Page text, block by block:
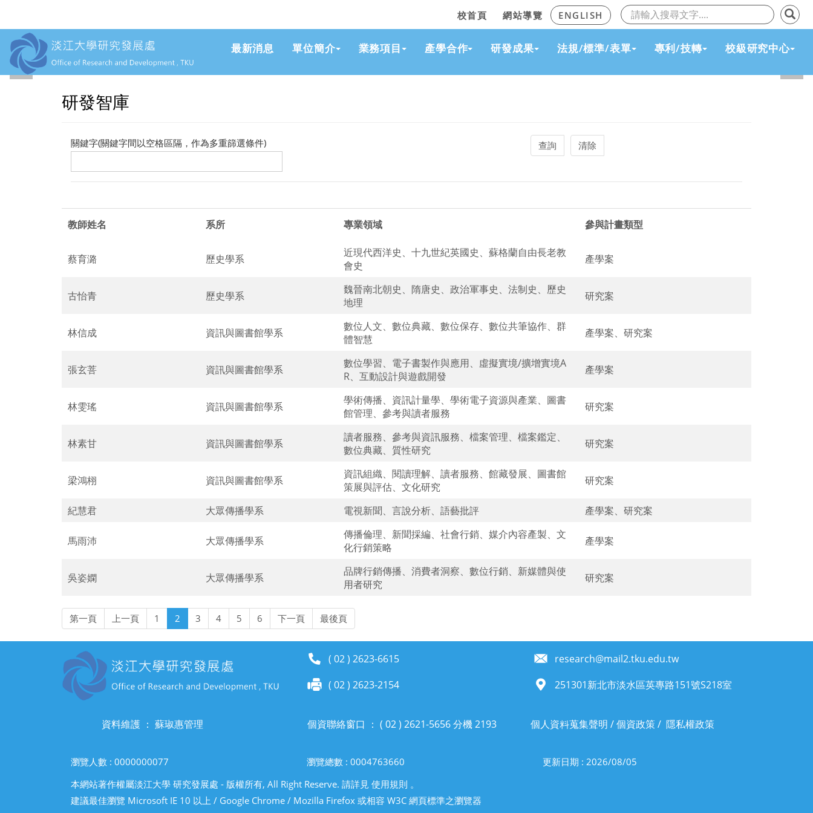
跳到主要內容
校首頁 網站導覽 ENGLISH
最新消息 單位簡介 業務項目 產學合作 研發成果 法規/標準/表單 專利/技轉 校級研究中心
上一頁
研發智庫
關鍵字(關鍵字間以空格區隔，作為多重篩選條件)
教師姓名 系所 專業領域 參與計畫類型
蔡育潞 歷史學系
近現代西洋史、十九世紀英國史、蘇格蘭自由長老教
會史
產學案
古怡青 歷史學系
魏晉南北朝史、隋唐史、政治軍事史、法制史、歷史
地理
研究案
林信成 資訊與圖書館學系
數位人文、數位典藏、數位保存、數位共筆協作、群
體智慧
產學案、研究案
張玄菩 資訊與圖書館學系
數位學習、電子書製作與應用、虛擬實境/擴增實境A
R、互動設計與遊戲開發
產學案
林雯瑤 資訊與圖書館學系
學術傳播、資訊計量學、學術電子資源與產業、圖書
館管理、參考與讀者服務
研究案
林素甘 資訊與圖書館學系
讀者服務、參考與資訊服務、檔案管理、檔案鑑定、
數位典藏、質性研究
研究案
梁鴻栩 資訊與圖書館學系
資訊組織、閱讀理解、讀者服務、館藏發展、圖書館
策展與評估、文化研究
研究案
紀慧君 大眾傳播學系 電視新聞、言說分析、語藝批評 產學案、研究案
馬雨沛 大眾傳播學系
傳播倫理、新聞採編、社會行銷、媒介內容產製、文
化行銷策略
產學案
吳姿嫻 大眾傳播學系
品牌行銷傳播、消費者洞察、數位行銷、新媒體與使
用者研究
研究案
第一頁 上一頁 1 2 3 4 5 6 下一頁 最後頁
( 02 ) 2623-6615
( 02 ) 2623-2154
research@mail2.tku.edu.tw
251301新北市淡水區英專路151號S218室
資料維護 ： 蘇琡惠管理 個資聯絡窗口 ： ( 02 ) 2621-5656 分機 2193 個人資料蒐集聲明 /個資政策/ 隱私權政策
瀏覽人數 : 0000000077 瀏覽總數 : 0004763660
更新日期 : 2026/08/05
本網站著作權屬淡江大學 研究發展處 - 版權所有, All Right Reserve. 請詳見 使用規則 。
建議最佳瀏覽 Microsoft IE 10 以上 / Google Chrome / Mozilla Firefox 或相容 W3C 網頁標準之瀏覽器